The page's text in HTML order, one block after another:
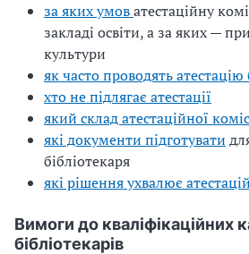
за яких умоватестаційну
закладі освіти, а за яких —
культури
як часто проводять атестацію
хто не підлягає атестації
який склад атестаційної
які документи підготувати
бібліотекаря
які рішення ухвалює
Вимоги до кваліфікаційних
бібліотекарів